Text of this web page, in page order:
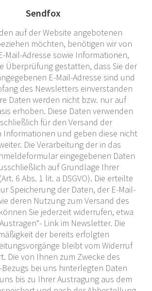
Sendfox
auf der Website angebotenen
möchten, benötigen wir von
Mail-Adresse sowie Informationen,
Überprüfung gestatten, dass Sie der
E-Mail-Adresse sind und
des Newsletters einverstanden
Daten werden nicht bzw. nur auf
erhoben. Diese Daten verwenden
für den Versand der
Informationen und geben diese nicht
Die Verarbeitung der in das
eingegebenen Daten
auf Grundlage Ihrer
6 Abs. 1 lit. a DSGVO). Die erteilte
Speicherung der Daten, der E-Mail-
deren Nutzung zum Versand des
Sie jederzeit widerrufen, etwa
Link im Newsletter. Die
der bereits erfolgten
bleibt vom Widerruf
Die von Ihnen zum Zwecke des
bei uns hinterlegten Daten
bis zu Ihrer Austragung aus dem